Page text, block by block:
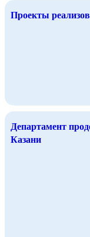
Проекты
Департамент
Казани